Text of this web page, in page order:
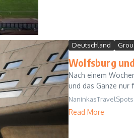
Deutschland
Wolfsburg
Nach einem
und das Ganze nur
NaninkasTravelSpots
Read More